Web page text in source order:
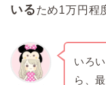
いるため1万円程
いろ
ら、